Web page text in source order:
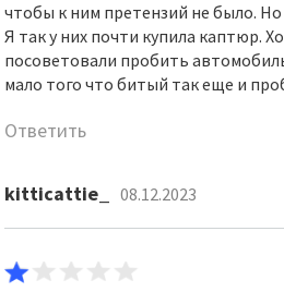
чтобы к ним претензий не было.
Я так у них почти купила каптюр.
посоветовали пробить
мало того что битый так еще и
Ответить
kitticattie_ 08.12.2023